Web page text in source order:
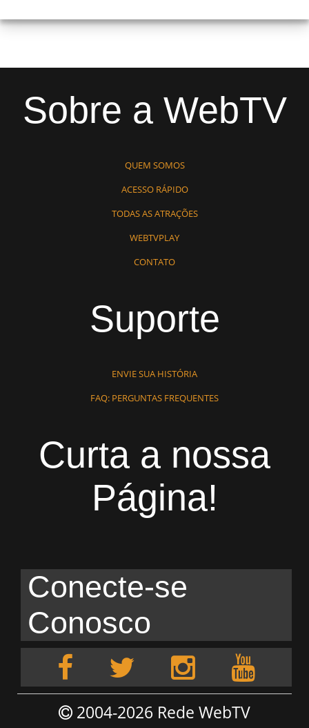
Sobre a WebTV
QUEM SOMOS
ACESSO RÁPIDO
TODAS AS ATRAÇÕES
WEBTVPLAY
CONTATO
Suporte
ENVIE SUA HISTÓRIA
FAQ: PERGUNTAS FREQUENTES
Curta a nossa
Página!
Conecte-se
Conosco
2004-2026 Rede WebTV